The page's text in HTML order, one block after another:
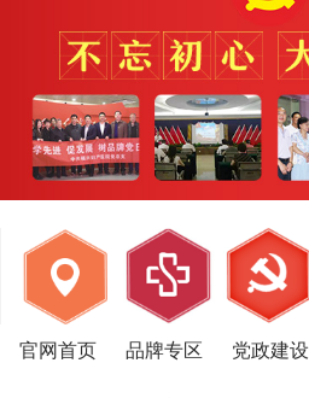
官网首页 品牌专区 党政建设